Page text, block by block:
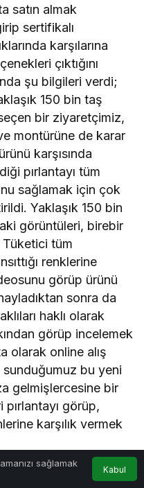
satın almak
sertifikalı
karşılarına
çıktığını
şu bilgileri verdi;
150 bin taş
bir ziyaretçimiz,
montürüne de karar
karşısında
pırlantayı tüm
sağlamak için çok
Yaklaşık 150 bin
görüntüleri, birebir
Tüketici tüm
renklerine
görüp ürünü
sonra da
haklı olarak
görüp incelemek
olarak online alış
bu yeni
gelmişlercesine bir
görüp,
karşılık vermek
bir çok ilke
sağlamak
Kabul
Bildirimler
0